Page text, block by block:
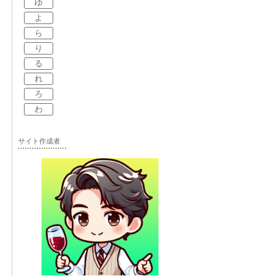
ゆ
よ
ら
り
る
れ
ろ
わ
サイト作成者